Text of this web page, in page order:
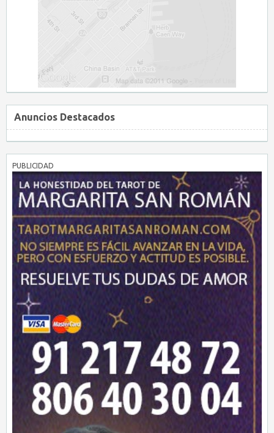
Anuncios Destacados
PUBLICIDAD